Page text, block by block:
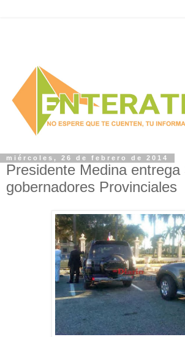
miércoles, 26 de febrero de 2014
Presidente Medina
gobernadores Provinciales